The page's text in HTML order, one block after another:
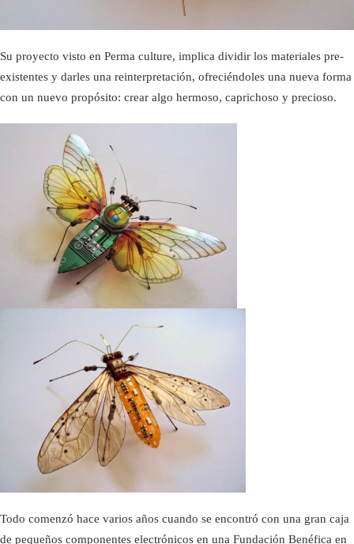
Su proyecto visto en Perma culture, implica dividir los materiales pre-
existentes y darles una reinterpretación, ofreciéndoles una nueva forma
con un nuevo propósito: crear algo hermoso, caprichoso y precioso.
Todo comenzó hace varios años cuando se encontró con una gran caja
de pequeños componentes electrónicos en una Fundación Benéfica en